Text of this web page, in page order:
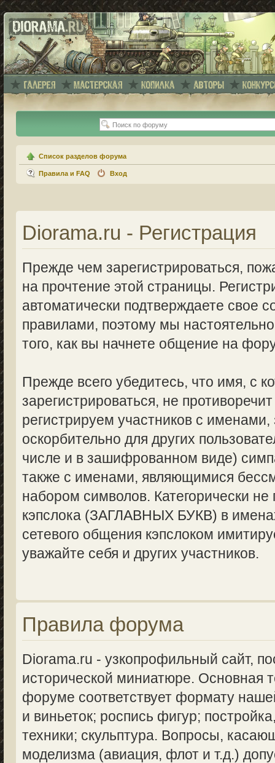
Список разделов форума
Правила и FAQ Вход
Diorama.ru - Регистрация
Прежде чем зарегистрироваться,
на прочтение этой страницы.
автоматически подтверждаете свое
правилами, поэтому мы
того, как вы начнете общение на
Прежде всего убедитесь, что имя, с
зарегистрироваться, не
регистрируем участников с
оскорбительно для других
числе и в зашифрованном виде)
также с именами, являющимися
набором символов. Категорически не
кэпслока (ЗАГЛАВНЫХ БУКВ) в
сетевого общения кэпслоком
уважайте себя и других участников.
Правила форума
Diorama.ru - узкопрофильный сайт,
исторической миниатюре. Основная
форуме соответствует формату
и виньеток; роспись фигур;
техники; скульптура. Вопросы,
моделизма (авиация, флот и т.д.)